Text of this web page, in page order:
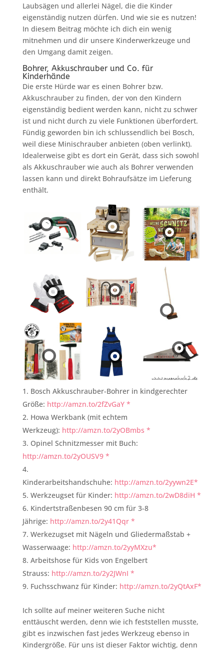
Laubsägen und allerlei Nägel, die die Kinder
eigenständig nutzen dürfen. Und wie sie es nutzen!
In diesem Beitrag möchte ich dich ein wenig
mitnehmen und dir unsere Kinderwerkzeuge und
den Umgang damit zeigen.
Bohrer, Akkuschrauber und Co. für
Kinderhände
Die erste Hürde war es einen Bohrer bzw.
Akkuschrauber zu finden, der von den Kindern
eigenständig bedient werden kann, nicht zu schwer
ist und nicht durch zu viele Funktionen überfordert.
Fündig geworden bin ich schlussendlich bei Bosch,
weil diese Minischrauber anbieten (oben verlinkt).
Idealerweise gibt es dort ein Gerät, dass sich sowohl
als Akkuschrauber wie auch als Bohrer verwenden
lassen kann und direkt Bohraufsätze im Lieferung
enthält.
Bosch Akkuschrauber-Bohrer in kindgerechter
Größe: http://amzn.to/2fZvGaY *
Howa Werkbank (mit echtem
Werkzeug): http://amzn.to/2yOBmbs *
Opinel Schnitzmesser mit Buch:
http://amzn.to/2yOUSV9 *
Kinderarbeitshandschuhe: http://amzn.to/2yywn2E*
Werkzeugset für Kinder: http://amzn.to/2wD8diH *
Kindertstraßenbesen 90 cm für 3-8
Jährige: http://amzn.to/2y41Qqr *
Werkezugset mit Nägeln und Gliedermaßstab +
Wasserwaage: http://amzn.to/2yyMXzu*
Arbeitshose für Kids von Engelbert
Strauss: http://amzn.to/2y2JWnI *
Fuchsschwanz für Kinder: http://amzn.to/2yQtAxF*
Ich sollte auf meiner weiteren Suche nicht
enttäuscht werden, denn wie ich feststellen musste,
gibt es inzwischen fast jedes Werkzeug ebenso in
Kindergröße. Für uns ist dieser Faktor wichtig, denn